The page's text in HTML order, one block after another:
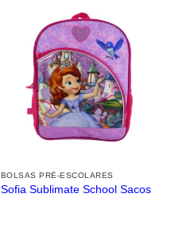
BOLSAS PRÉ-ESCOLARES
Sofia Sublimate School Sacos